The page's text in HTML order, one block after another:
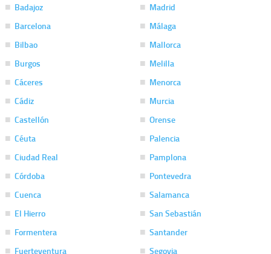
Badajoz
Barcelona
Bilbao
Burgos
Cáceres
Cádiz
Castellón
Céuta
Ciudad Real
Córdoba
Cuenca
El Hierro
Formentera
Fuerteventura
Madrid
Málaga
Mallorca
Melilla
Menorca
Murcia
Orense
Palencia
Pamplona
Pontevedra
Salamanca
San Sebastián
Santander
Segovia